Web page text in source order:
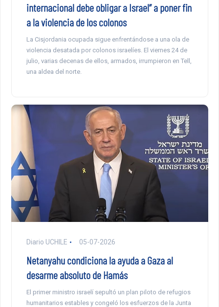
internacional debe obligar a Israel” a poner fin
a la violencia de los colonos
La Cisjordania ocupada sigue enfrentándose a una ola de
violencia desatada por colonos israelíes. El viernes 24 de
julio, varias decenas de ellos, armados, irrumpieron en Tell,
una aldea del norte.
Diario UCHILE 05-07-2026
Netanyahu condiciona la ayuda a Gaza al
desarme absoluto de Hamás
El primer ministro israelí sepultó un plan piloto de refugios
humanitarios estables y congeló los esfuerzos de la Junta